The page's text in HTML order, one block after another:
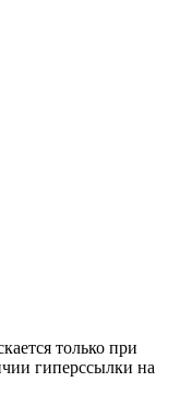
только при
гиперссылки на